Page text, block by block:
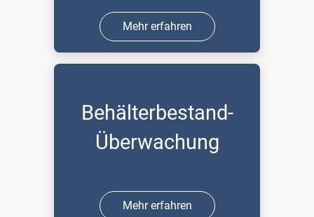
Mehr erfahren
Behälterbestand-
Überwachung
Mehr erfahren